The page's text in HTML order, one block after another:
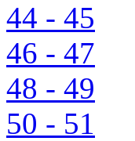
44 - 45
46 - 47
48 - 49
50 - 51